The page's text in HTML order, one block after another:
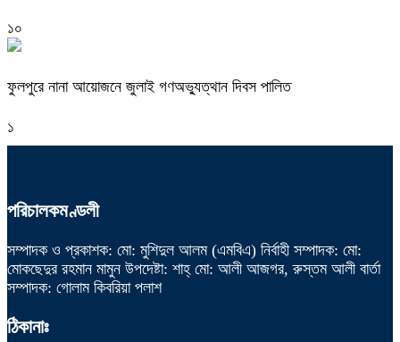
১০
ফুলপুরে নানা আয়োজনে জুলাই গণঅভ্যুত্থান দিবস পালিত
১
পরিচালকমণ্ডলী
সম্পাদক ও প্রকাশক: মো: মুশিদুল আলম (এমবিএ) নির্বাহী সম্পাদক: মো:
মোকছেদুর রহমান মামুন উপদেষ্টা: শাহ্ মো: আলী আজগর, রুস্তম আলী বার্তা
সম্পাদক: গোলাম কিবরিয়া পলাশ
ঠিকানাঃ